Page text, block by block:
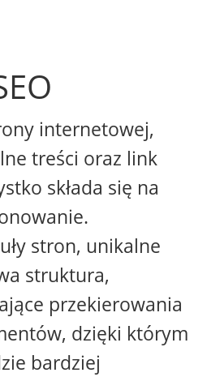
internetowej,
treści oraz link
składa się na
stron, unikalne
struktura,
przekierowania
dzięki którym
bardziej